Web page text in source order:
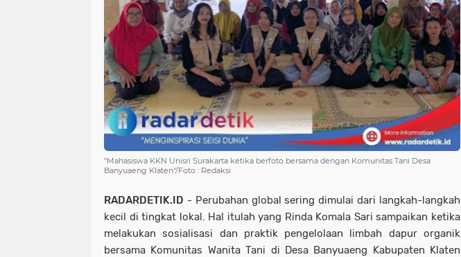
"Mahasiswa KKN Unisri Surakarta ketika berfoto bersama dengan Komunitas Tani Desa
Banyuaeng Klaten"/Foto : Redaksi
RADARDETIK.ID - Perubahan global sering dimulai dari langkah-langkah
kecil di tingkat lokal. Hal itulah yang Rinda Komala Sari sampaikan ketika
melakukan sosialisasi dan praktik pengelolaan limbah dapur organik
bersama Komunitas Wanita Tani di Desa Banyuaeng Kabupaten Klaten